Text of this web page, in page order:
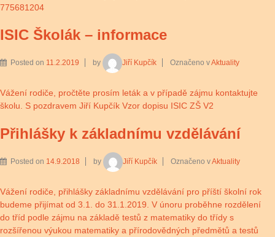
775681204
ISIC Školák – informace
Posted on 11.2.2019 by Jiří Kupčík Označeno vAktuality
Vážení rodiče, pročtěte prosím leták a v případě zájmu kontaktujte
školu. S pozdravem Jiří Kupčík Vzor dopisu ISIC ZŠ V2
Přihlášky k základnímu vzdělávání
Posted on 14.9.2018 by Jiří Kupčík Označeno vAktuality
Vážení rodiče, přihlášky základnímu vzdělávání pro příští školní rok
budeme přijímat od 3.1. do 31.1.2019. V únoru proběhne rozdělení
do tříd podle zájmu na základě testů z matematiky do třídy s
rozšířenou výukou matematiky a přírodovědných předmětů a testů